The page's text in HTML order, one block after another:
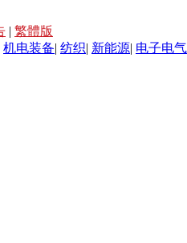
| 繁體版
机电装备| 纺织| 新能源| 电子电气